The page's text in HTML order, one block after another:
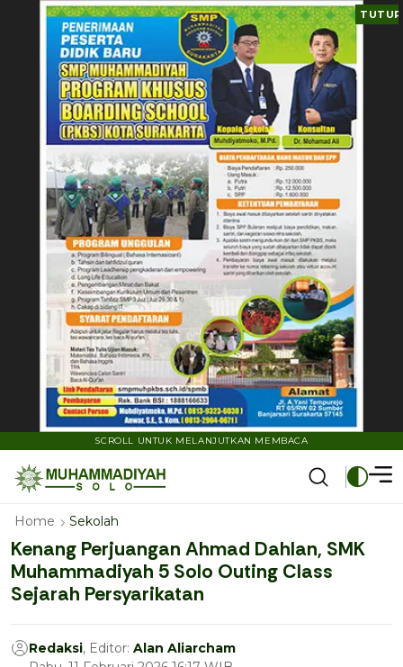
TUTUP
SCROLL UNTUK MELANJUTKAN MEMBACA
Home Sekolah
Kenang Perjuangan Ahmad Dahlan, SMK
Muhammadiyah 5 Solo Outing Class
Sejarah Persyarikatan
Redaksi, Editor: Alan Aliarcham